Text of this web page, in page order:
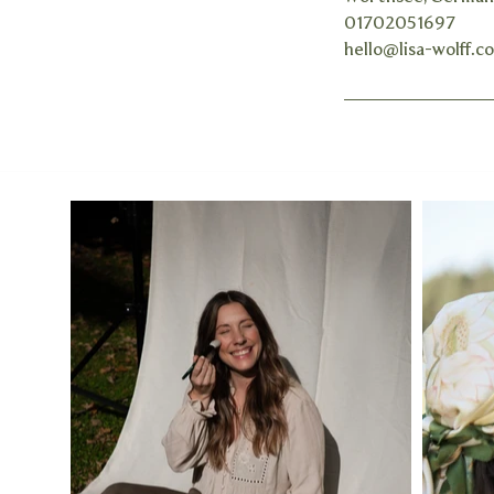
01702051697
hello@lisa-